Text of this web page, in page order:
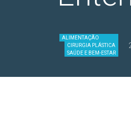
ALIMENTAÇÃO
CIRURGIA PLÁSTICA
SAÚDE E BEM-ESTAR